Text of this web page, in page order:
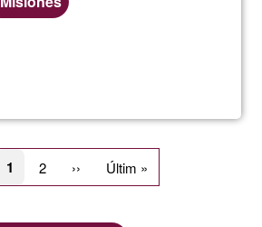
Current
page
1 Page
2
Next
page
››
Last
page
Últim »